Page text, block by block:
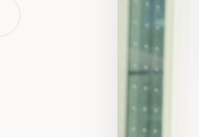
Les
l'affect,
dans